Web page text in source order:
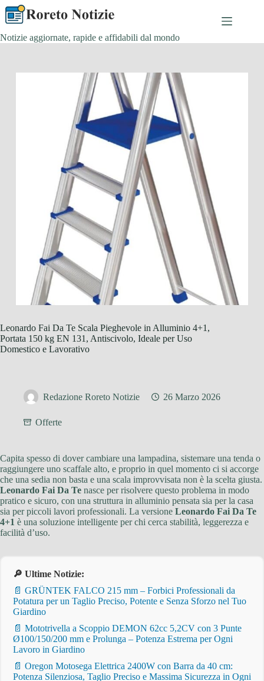
Salta
contenuto
Notizie aggiornate, rapide e affidabili dal mondo
Leonardo Fai Da Te Scala Pieghevole in Alluminio 4+1,
Portata 150 kg EN 131, Antiscivolo, Ideale per Uso
Domestico e Lavorativo
Redazione Roreto Notizie 26 Marzo 2026
Offerte
Capita spesso di dover cambiare una lampadina, sistemare una tenda o
raggiungere uno scaffale alto, e proprio in quel momento ci si accorge
che una sedia non basta e una scala improvvisata non è la scelta giusta.
Leonardo Fai Da Te nasce per risolvere questo problema in modo
pratico e sicuro, con una struttura in alluminio pensata sia per la casa
sia per piccoli lavori professionali. La versione Leonardo Fai Da Te
4+1 è una soluzione intelligente per chi cerca stabilità, leggerezza e
facilità d’uso.
🔎 Ultime Notizie:
📄 GRÜNTEK FALCO 215 mm – Forbici Professionali da
Potatura per un Taglio Preciso, Potente e Senza Sforzo nel Tuo
Giardino
📄 Mototrivella a Scoppio DEMON 62cc 5,2CV con 3 Punte
Ø100/150/200 mm e Prolunga – Potenza Estrema per Ogni
Lavoro in Giardino
📄 Oregon Motosega Elettrica 2400W con Barra da 40 cm:
Potenza Silenziosa, Taglio Preciso e Massima Sicurezza in Ogni